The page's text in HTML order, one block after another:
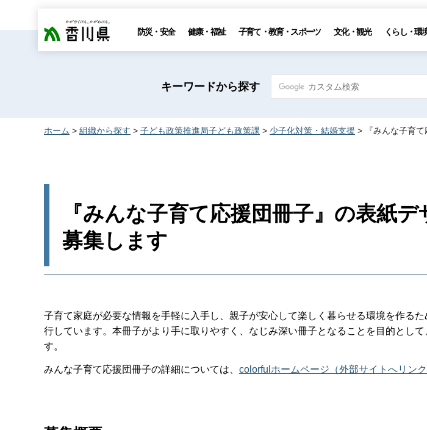
香川県 防災・安全 健康・福祉 子育て・教育・スポーツ 文化・観光 くらし・環
キーワードから探す
ホーム > 組織から探す > 子ども政策推進局子ども政策課 > 少子化対策・結婚支援 > 『みんな子育
『みんな子育て応援団冊子』の表紙
募集します
子育て家庭が必要な情報を手軽に入手し、親子が安心して楽しく暮らせる環境を作る
行しています。本冊子がより手に取りやすく、なじみ深い冊子となることを目的とし
す。
みんな子育て応援団冊子の詳細については、 colorfulホームページ（外部サイトへリンク